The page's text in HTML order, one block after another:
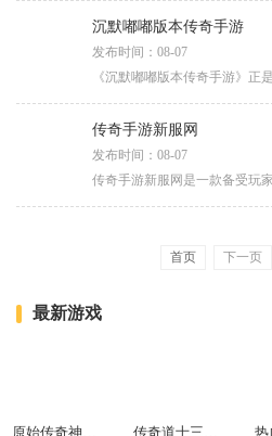
沉默嘟嘟版本传奇手游
发布时间：08-07
传奇手游新服网
发布时间：08-07
首页 下一页
最新游戏